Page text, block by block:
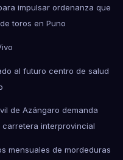
impulsar ordenanza que
toros en Puno
al futuro centro de salud
de Azángaro demanda
interprovincial
mensuales de mordeduras